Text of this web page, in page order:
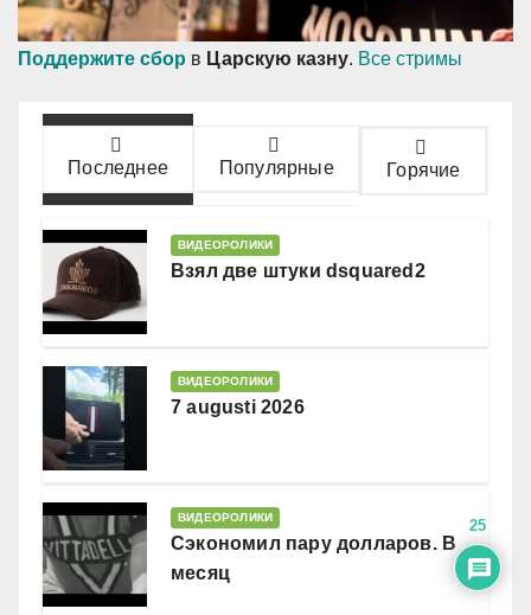
Поддержите сбор в Царскую казну. Все стримы
Последнее Популярные Горячие
ВИДЕОРОЛИКИ
Взял две штуки dsquared2
ВИДЕОРОЛИКИ
7 augusti 2026
ВИДЕОРОЛИКИ
Сэкономил пару долларов. В
месяц
25